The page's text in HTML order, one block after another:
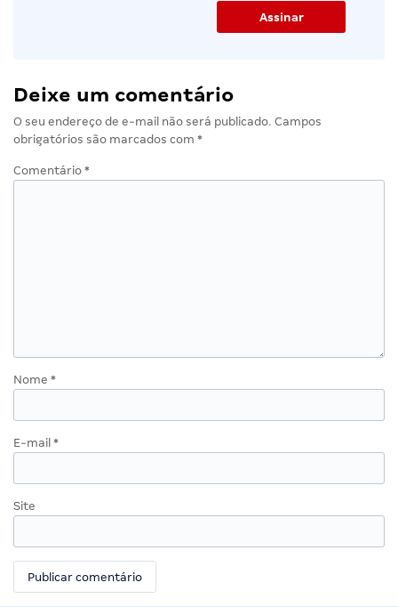
Deixe um comentário
O seu endereço de e-mail não será publicado. Campos
obrigatórios são marcados com *
Comentário *
Nome *
E-mail *
Site